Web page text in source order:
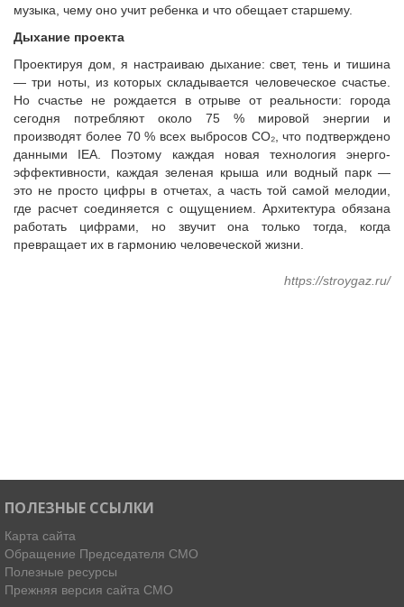
музыка, чему оно учит ребенка и что обещает старшему.
Дыхание проекта
Проектируя дом, я настраиваю дыхание: свет, тень и тишина
— три ноты, из которых складывается человеческое счастье.
Но счастье не рождается в отрыве от реальности: города
сегодня потребляют около 75 % мировой энергии и
производят более 70 % всех выбросов CO₂, что подтверждено
данными IEA. Поэтому каждая новая технология энерго-
эффективности, каждая зеленая крыша или водный парк —
это не просто цифры в отчетах, а часть той самой мелодии,
где расчет соединяется с ощущением. Архитектура обязана
работать цифрами, но звучит она только тогда, когда
превращает их в гармонию человеческой жизни.
https://stroygaz.ru/
ПОЛЕЗНЫЕ ССЫЛКИ
Карта сайта
Обращение Председателя СМО
Полезные ресурсы
Прежняя версия сайта СМО